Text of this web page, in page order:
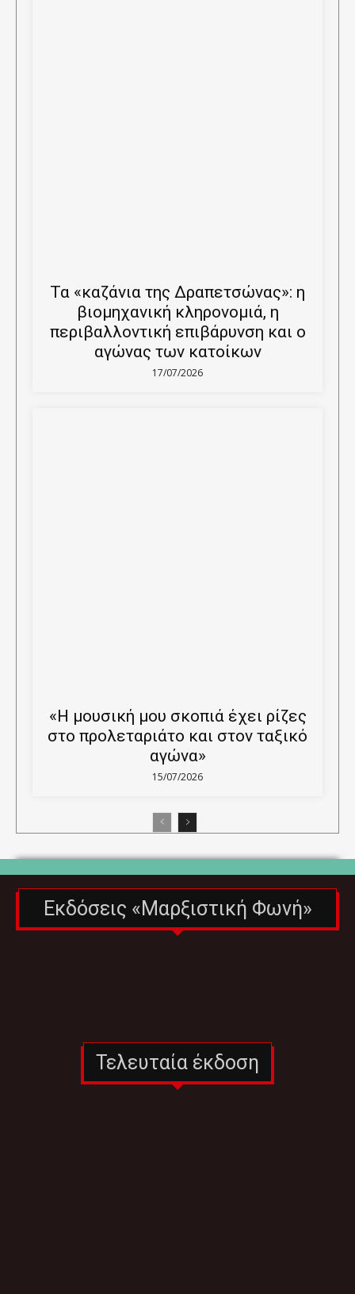
Τα «καζάνια της Δραπετσώνας»: η
βιομηχανική κληρονομιά, η
περιβαλλοντική επιβάρυνση και ο
αγώνας των κατοίκων
17/07/2026
«Η μουσική μου σκοπιά έχει ρίζες
στο προλεταριάτο και στον ταξικό
αγώνα»
15/07/2026
Εκδόσεις «Μαρξιστική Φωνή»
Τελευταία έκδοση